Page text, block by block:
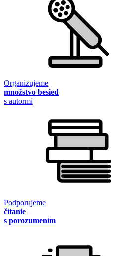
Organizujeme
množstvo besied
s autormi
Podporujeme
čítanie
s porozumením